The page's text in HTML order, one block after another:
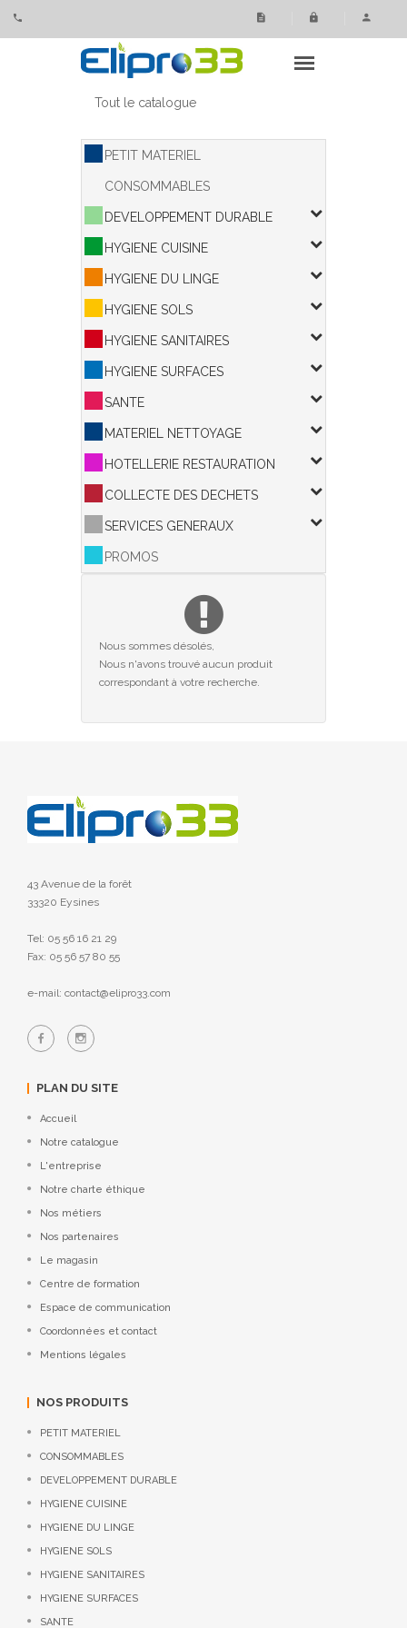
Tout le catalogue
PETIT MATERIEL
CONSOMMABLES
DEVELOPPEMENT DURABLE
HYGIENE CUISINE
HYGIENE DU LINGE
HYGIENE SOLS
HYGIENE SANITAIRES
HYGIENE SURFACES
SANTE
MATERIEL NETTOYAGE
HOTELLERIE RESTAURATION
COLLECTE DES DECHETS
SERVICES GENERAUX
PROMOS
Nous sommes désolés,
Nous n'avons trouvé aucun produit
correspondant à votre recherche.
43 Avenue de la forêt
33320 Eysines
Tel: 05 56 16 21 29
Fax: 05 56 57 80 55
e-mail: contact@elipro33.com
PLAN DU SITE
Accueil
Notre catalogue
L'entreprise
Notre charte éthique
Nos métiers
Nos partenaires
Le magasin
Centre de formation
Espace de communication
Coordonnées et contact
Mentions légales
NOS PRODUITS
PETIT MATERIEL
CONSOMMABLES
DEVELOPPEMENT DURABLE
HYGIENE CUISINE
HYGIENE DU LINGE
HYGIENE SOLS
HYGIENE SANITAIRES
HYGIENE SURFACES
SANTE
Panneau de gestion des cookies